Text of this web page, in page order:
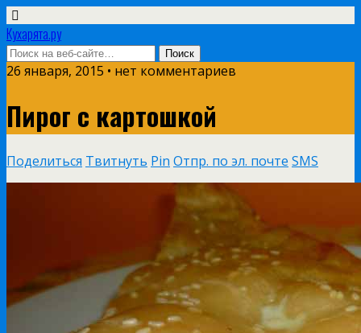
Кухарята.ру
26 января, 2015 • нет комментариев
Пирог с картошкой
Поделиться Твитнуть Pin Отпр. по эл. почте SMS